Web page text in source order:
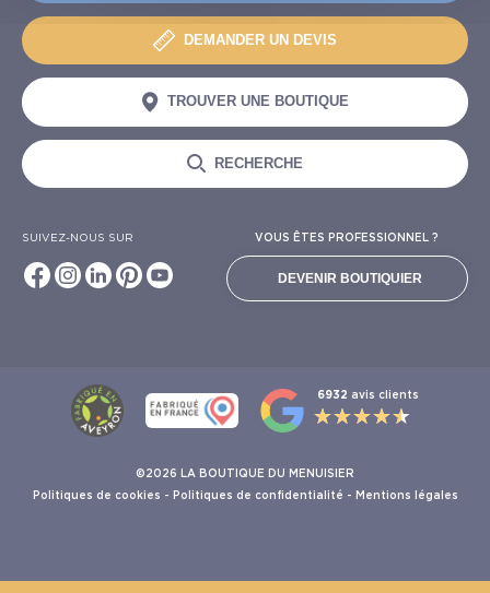
DEMANDER UN DEVIS
TROUVER UNE BOUTIQUE
RECHERCHE
SUIVEZ-NOUS SUR VOUS ÊTES PROFESSIONNEL ?
DEVENIR BOUTIQUIER
©2026 LA BOUTIQUE DU MENUISIER
Politiques de cookies - Politiques de confidentialité - Mentions légales
6932 avis clients